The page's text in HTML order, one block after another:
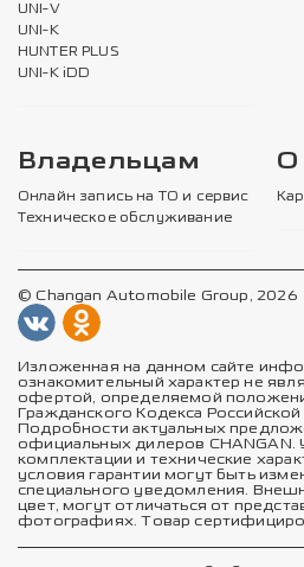
UNI-V
UNI-K
HUNTER PLUS
UNI-K iDD
Владельцам
Онлайн запись на ТО и сервис
Техническое обслуживание
О
© Changan Automobile Group, 2026
Изложенная на данном сайте
ознакомительный характер не
офертой, определяемой
Гражданского Кодекса
Подробности актуальных
официальных дилеров CHANGAN.
комплектации и технические
условия гарантии могут быть
специального уведомления.
цвет, могут отличаться от
фотографиях. Товар